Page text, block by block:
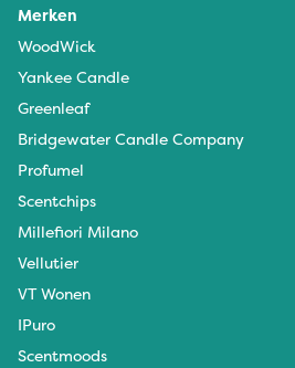
Lysenka - 29 maart 2024
Geur beetje zeepachtig voor in
Merken
WoodWick
Yankee Candle
Greenleaf
Bridgewater Candle Company
Profumel
Scentchips
Millefiori Milano
Vellutier
VT Wonen
IPuro
Scentmoods